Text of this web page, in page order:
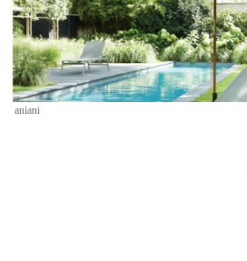
Marţi, 31 Mai 2022
aniani